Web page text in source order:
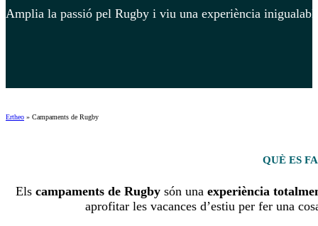
Amplia la passió pel Rugby i viu una experiència
Ertheo » Campaments de Rugby
QUÈ ES
Els campaments de Rugbysón una experiència
aprofitar les vacances d’estiu per fer una